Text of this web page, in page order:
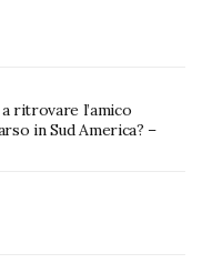
ritrovare l’amico
in Sud America? –